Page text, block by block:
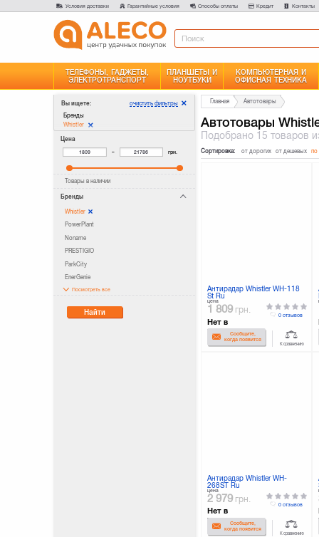
Условия доставки Гарантийные условия Способы оплаты Кредит Контакты
ТЕЛЕФОНЫ, ГАДЖЕТЫ,
ЭЛЕКТРОТРАНСПОРТ
ПЛАНШЕТЫ И
НОУТБУКИ
КОМПЬЮТЕРНАЯ И
ОФИСНАЯ ТЕХНИКА
Вы ищете:
Бренды
Whistler
очистить фильтры
Цена
– грн.
Товары в наличии
Бренды
Whistler
PowerPlant
Noname
PRESTIGIO
ParkCity
EnerGenie
Посмотреть все
Найти
Главная Автотовары
Автотовары
Подобрано 15 товаров
Сортировка: от дорогих от дешевых по
Антирадар Whistler WH-118
St Ru
цена
1 809 грн.
Нет в
наличииСообщите,
когда появится
0 отзывов
К сравнению
Антирадар Whistler WH-
268ST Ru
цена
2 979 грн.
Нет в
наличииСообщите,
когда появится
0 отзывов
К сравнению